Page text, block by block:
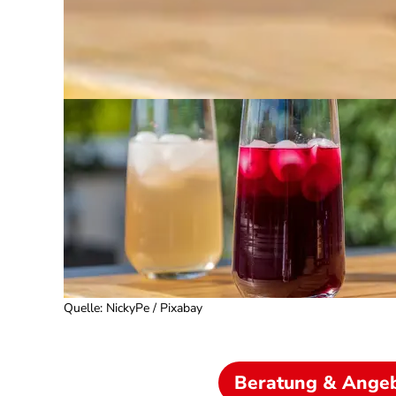
Quelle: NickyPe / Pixabay
Beratung &